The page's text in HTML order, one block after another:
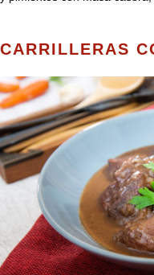
CARRILLERAS